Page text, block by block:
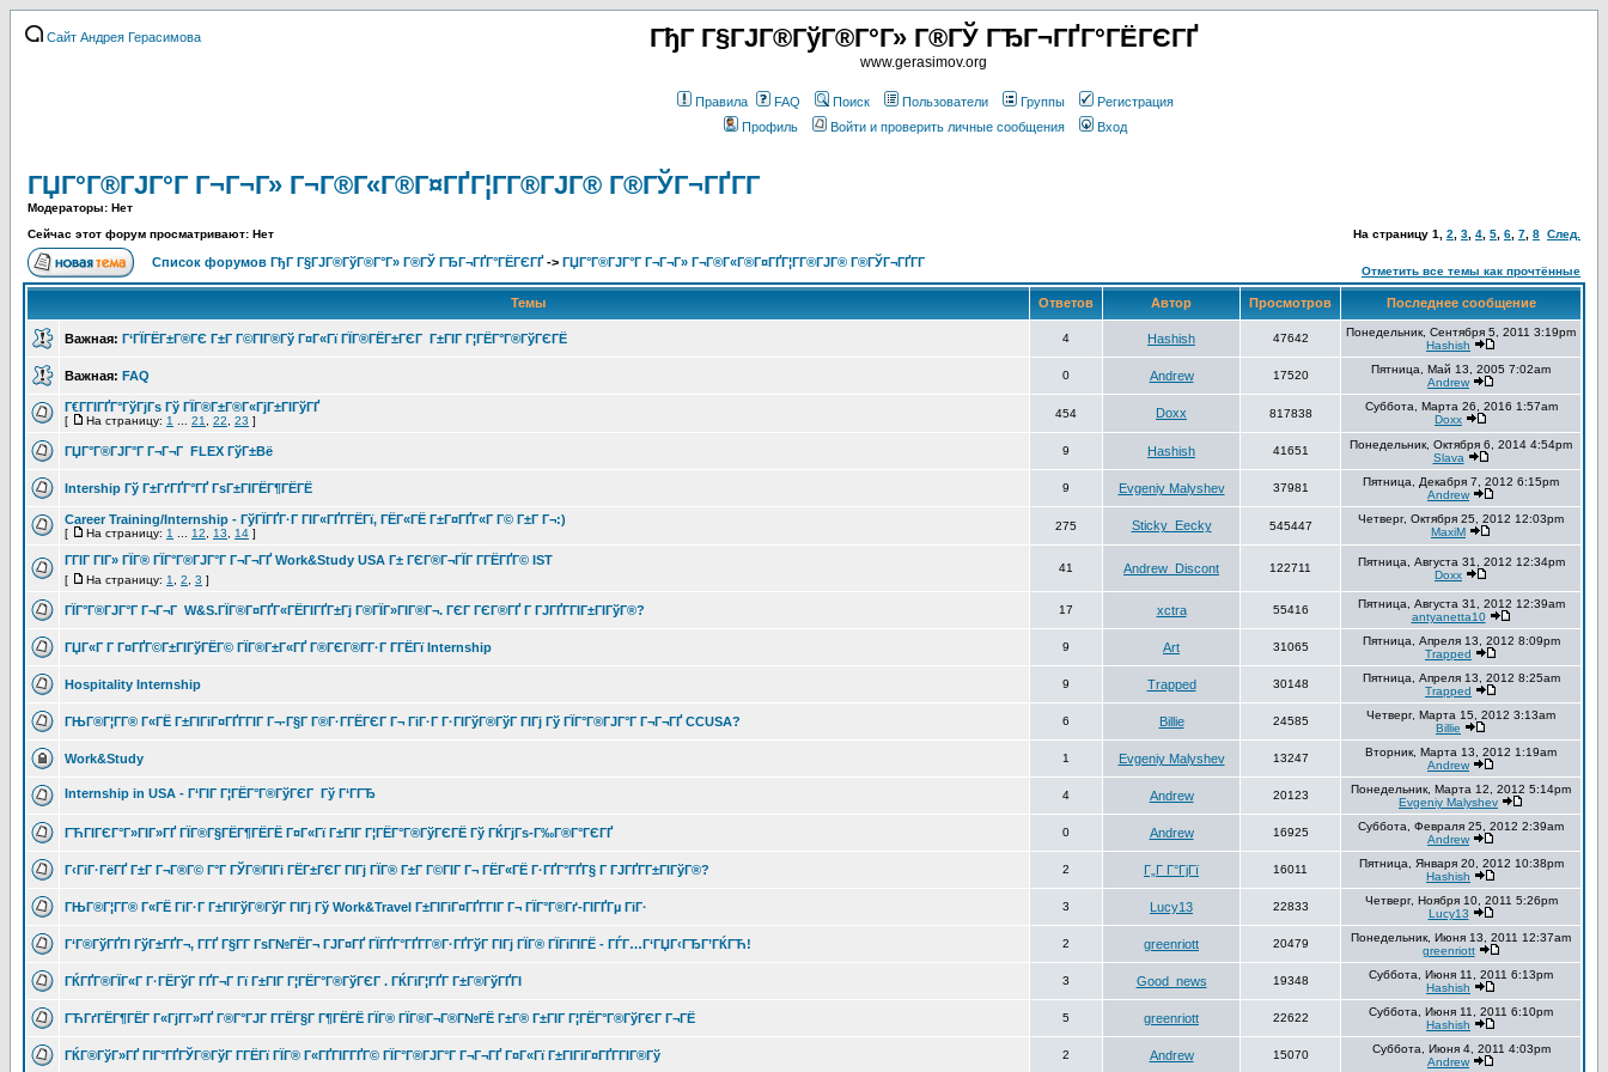
Сайт Андрея Герасимова ГђГ Г§ГЈГ®ГўГ®Г°Г» Г®ГЎ ГЂГ¬ГҐГ°ГЁГЄГҐ
www.gerasimov.org
Правила FAQ Поиск Пользователи Группы
Регистрация
Профиль
Войти и проверить личные сообщения Вход
ГЏГ°Г®ГЈГ°Г Г¬Г¬Г» Г¬Г®Г«Г®Г¤ГҐГ¦Г­Г®ГЈГ® Г®ГЎГ¬ГҐГ­Г
Модераторы: Нет
Сейчас этот форум просматривают: Нет
На страницу 1 2 3 4 5 6 7 8 След.
Список форумов ГђГ Г§ГЈГ®ГўГ®Г°Г» Г®ГЎ ГЂГ¬ГҐГ°ГЁГЄГҐ-> ГЏГ°Г®ГЈГ°Г Г¬Г¬Г» Г¬Г®Г«Г®Г¤ГҐГ¦Г­Г®ГЈГ® Г®ГЎГ¬ГҐГ­Г
Отметить все темы как прочтённые
Темы Ответов Автор Просмотров Последнее сообщение
Важная: Г‘ГЇГЁГ±Г®ГЄ Г±Г Г©ГІГ®Гў Г¤Г«Гї ГЇГ®ГЁГ±ГЄГ Г±ГІГ Г¦ГЁГ°Г®ГўГЄГЁ 4 Hashish 47642
Понедельник, Сентября 5, 2011 3:19pm
Hashish
Важная: FAQ 0 Andrew 17520
Пятница, Май 13, 2005 7:02am
Andrew
Г€Г­ГІГҐГ°ГўГјГѕ Гў ГЇГ®Г±Г®Г«ГјГ±ГІГўГҐ
[ На страницу: 1 21 22 23 ]
454 Doxx 817838
Суббота, Марта 26, 2016 1:57am
Doxx
ГЏГ°Г®ГЈГ°Г Г¬Г¬Г FLEX ГўГ±Вё 9 Hashish 41651
Понедельник, Октября 6, 2014 4:54pm
Slava
Intership Гў Г±ГґГҐГ°ГҐ ГѕГ±ГІГЁГ¶ГЁГЁ 9 Evgeniy Malyshev 37981
Пятница, Декабря 7, 2012 6:15pm
Andrew
Career Training/Internship - ГўГЇГҐГ·Г ГІГ«ГҐГ­ГЁГї, ГЁГ«ГЁ Г±Г¤ГҐГ«Г Г© Г±Г Г¬:)
[ На страницу: 1 12 13 14 ]
275 Sticky_Eecky 545447
Четверг, Октября 25, 2012 12:03pm
MaxiM
ГГІГ ГІГ» ГЇГ® ГЇГ°Г®ГЈГ°Г Г¬Г¬ГҐ Work&Study USA Г± ГЄГ®Г¬ГЇГ Г­ГЁГҐГ© IST
[ На страницу: 1 2 3 ]
41 Andrew_Discont 122711
Пятница, Августа 31, 2012 12:34pm
Doxx
ГЇГ°Г®ГЈГ°Г Г¬Г¬Г W&S.ГЇГ®Г¤ГҐГ«ГЁГІГҐГ±Гј Г®ГЇГ»ГІГ®Г¬. ГЄГ ГЄГ®ГҐ Г ГЈГҐГ­ГІГ±ГІГўГ®? 17 xctra 55416
Пятница, Августа 31, 2012 12:39am
antyanetta10
ГЏГ«Г Г­ Г¤ГҐГ©Г±ГІГўГЁГ© ГЇГ®Г±Г«ГҐ Г®ГЄГ®Г­Г·Г Г­ГЁГї Internship 9 Art 31065
Пятница, Апреля 13, 2012 8:09pm
Trapped
Hospitality Internship 9 Trapped 30148
Пятница, Апреля 13, 2012 8:25am
Trapped
ГЊГ®Г¦Г­Г® Г«ГЁ Г±ГІГіГ¤ГҐГ­ГІГ Г¬-Г§Г Г®Г·Г­ГЁГЄГ Г¬ ГіГ·Г Г·ГІГўГ®ГўГ ГІГј Гў ГЇГ°Г®ГЈГ°Г Г¬Г¬ГҐ CCUSA? 6 Billie 24585
Четверг, Марта 15, 2012 3:13am
Billie
Work&Study 1 Evgeniy Malyshev 13247
Вторник, Марта 13, 2012 1:19am
Andrew
Internship in USA - Г‘ГІГ Г¦ГЁГ°Г®ГўГЄГ Гў Г‘ГГЂ 4 Andrew 20123
Понедельник, Марта 12, 2012 5:14pm
Evgeniy Malyshev
ГЋГІГЄГ°Г»ГІГ»ГҐ ГЇГ®Г§ГЁГ¶ГЁГЁ Г¤Г«Гї Г±ГІГ Г¦ГЁГ°Г®ГўГЄГЁ Гў ГЌГјГѕ-Г‰Г®Г°ГЄГҐ 0 Andrew 16925
Суббота, Февраля 25, 2012 2:39am
Andrew
Г‹ГіГ·ГёГҐ Г±Г Г¬Г®Г© Г°Г ГЎГ®ГІГі ГЁГ±ГЄГ ГІГј ГЇГ® Г±Г Г©ГІГ Г¬ ГЁГ«ГЁ Г·ГҐГ°ГҐГ§ Г ГЈГҐГ­Г±ГІГўГ®? 2 Г„Г Г°ГјГї 16011
Пятница, Января 20, 2012 10:38pm
Hashish
ГЊГ®Г¦Г­Г® Г«ГЁ ГіГ·Г Г±ГІГўГ®ГўГ ГІГј Гў Work&Travel Г±ГІГіГ¤ГҐГ­ГІГ Г¬ ГЇГ°Г®Гґ-ГІГҐГµ ГіГ· 3 Lucy13 22833
Четверг, Ноября 10, 2011 5:26pm
Lucy13
Г‘Г®ГўГҐГІ ГўГ±ГҐГ¬, Г­ГҐ Г§Г­Г ГѕГ№ГЁГ¬ ГЈГ¤ГҐ ГЇГҐГ°ГҐГ­Г®Г·ГҐГўГ ГІГј ГЇГ® ГЇГіГІГЁ - ГЃГ…Г‘ГЏГ‹ГЂГ’ГЌГЋ! 2 greenriott 20479
Понедельник, Июня 13, 2011 12:37am
greenriott
ГЌГҐГ®ГЇГ«Г Г·ГЁГўГ ГҐГ¬Г Гї Г±ГІГ Г¦ГЁГ°Г®ГўГЄГ . ГЌГіГ¦ГҐГ­ Г±Г®ГўГҐГІ 3 Good_news 19348
Суббота, Июня 11, 2011 6:13pm
Hashish
ГЋГґГЁГ¶ГЁГ Г«ГјГ­Г»ГҐ Г®Г°ГЈГ Г­ГЁГ§Г Г¶ГЁГЁ ГЇГ® ГЇГ®Г¬Г®Г№ГЁ Г±Г® Г±ГІГ Г¦ГЁГ°Г®ГўГЄГ Г¬ГЁ 5 greenriott 22622
Суббота, Июня 11, 2011 6:10pm
Hashish
ГЌГ®ГўГ»ГҐ ГІГ°ГҐГЎГ®ГўГ Г­ГЁГї ГЇГ® Г«ГҐГІГ­ГҐГ© ГЇГ°Г®ГЈГ°Г Г¬Г¬ГҐ Г¤Г«Гї Г±ГІГіГ¤ГҐГ­ГІГ®Гў 2 Andrew 15070
Суббота, Июня 4, 2011 4:03pm
Andrew